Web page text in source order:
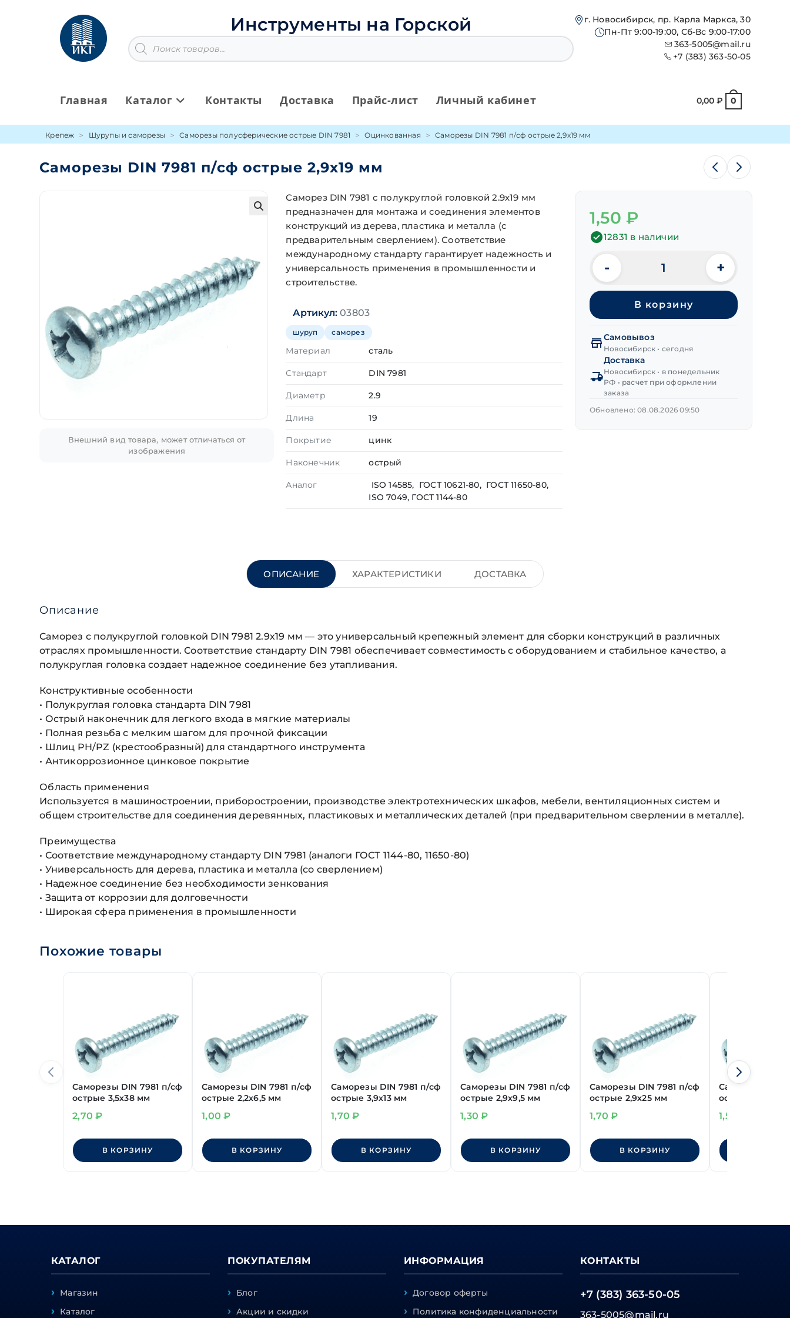
содержимому
Инструменты на Горской
Поиск
товаров
г. Новосибирск, пр. Карла Маркса, 30
Пн-Пт 9:00-19:00, Сб-Вс 9:00-17:00
363-5005@mail.ru
+7 (383) 363-50-05
Главная Каталог Контакты Доставка Прайс-лист Личный кабинет 0,00 ₽ 0
Крепеж Шурупы и саморезы Саморезы полусферические острые DIN 7981 Оцинкованная Саморезы DIN 7981 п/сф острые 2,9х19 мм
Саморезы DIN 7981 п/сф острые 2,9х19 мм
Внешний вид товара, может отличаться от
изображения
Саморез DIN 7981 с полукруглой головкой 2.9х19 мм
предназначен для монтажа и соединения элементов
конструкций из дерева, пластика и металла (с
предварительным сверлением). Соответствие
международному стандарту гарантирует надежность и
универсальность применения в промышленности и
строительстве.
Артикул:03803
шуруп саморез
Материал сталь
Стандарт DIN 7981
Диаметр 2.9
Длина 19
Покрытие цинк
Наконечник острый
Аналог
ISO 14585, ГОСТ 10621-80, ГОСТ 11650-80,
ISO 7049, ГОСТ 1144-80
1,50₽
12831 в наличии
Количество
товара
Саморезы
п/
острые
2,9х19 мм
- +
В корзину
Самовывоз
Новосибирск • сегодня
Доставка
Новосибирск • в понедельник
РФ • расчет при оформлении
заказа
Обновлено: 08.08.2026 09:50
ОПИСАНИЕ ХАРАКТЕРИСТИКИ ДОСТАВКА
Описание
Саморез с полукруглой головкой DIN 7981 2.9х19 мм — это универсальный крепежный элемент для сборки конструкций в различных
отраслях промышленности. Соответствие стандарту DIN 7981 обеспечивает совместимость с оборудованием и стабильное качество, а
полукруглая головка создает надежное соединение без утапливания.
Конструктивные особенности
• Полукруглая головка стандарта DIN 7981
• Острый наконечник для легкого входа в мягкие материалы
• Полная резьба с мелким шагом для прочной фиксации
• Шлиц PH/PZ (крестообразный) для стандартного инструмента
• Антикоррозионное цинковое покрытие
Область применения
Используется в машиностроении, приборостроении, производстве электротехнических шкафов, мебели, вентиляционных систем и
общем строительстве для соединения деревянных, пластиковых и металлических деталей (при предварительном сверлении в металле).
Преимущества
• Соответствие международному стандарту DIN 7981 (аналоги ГОСТ 1144-80, 11650-80)
• Универсальность для дерева, пластика и металла (со сверлением)
• Надежное соединение без необходимости зенкования
• Защита от коррозии для долговечности
• Широкая сфера применения в промышленности
Похожие товары
Саморезы DIN 7981 п/сф
острые 3,5х38 мм
2,70₽
В КОРЗИНУ
Саморезы DIN 7981 п/сф
острые 2,2х6,5 мм
1,00₽
В КОРЗИНУ
Саморезы DIN 7981 п/сф
острые 3,9х13 мм
1,70₽
В КОРЗИНУ
Саморезы DIN 7981 п/сф
острые 2,9х9,5 мм
1,30₽
В КОРЗИНУ
Саморезы DIN 7981 п/сф
острые 2,9х25 мм
1,70₽
В КОРЗИНУ
Саморезы DIN
острые 3,5х13
1,50
КАТАЛОГ
Магазин
Каталог
ПОКУПАТЕЛЯМ
Блог
Акции и скидки
ИНФОРМАЦИЯ
Договор оферты
Политика конфиденциальности
КОНТАКТЫ
+7 (383) 363-50-05
363-5005@mail.ru